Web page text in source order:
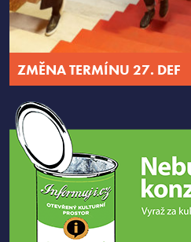
ZMĚNA TERMÍNU 27. DEF